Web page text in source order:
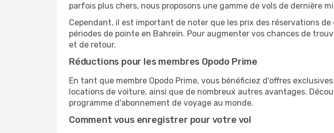
parfois plus chers, nous proposons une gamme de vols de dernière
Cependant, il est important de noter que les prix des réservations
périodes de pointe en Bahreïn. Pour augmenter vos chances de
et de retour.
Réductions pour les membres Opodo Prime
En tant que membre Opodo Prime, vous bénéficiez d'offres
locations de voiture, ainsi que de nombreux autres avantages.
programme d'abonnement de voyage au monde.
Comment vous enregistrer pour votre vol